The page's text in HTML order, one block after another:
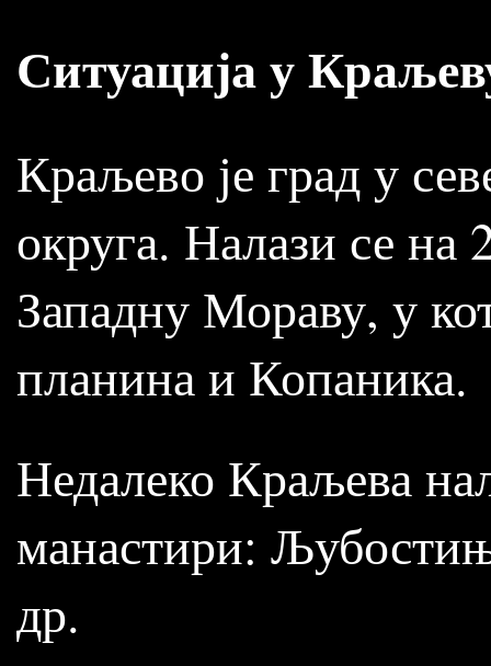
Ситуација у
Краљево је град у
округа. Налази се
Западну Мораву, у
планина и Копаника.
Недалеко Краљева
манастири:
др.